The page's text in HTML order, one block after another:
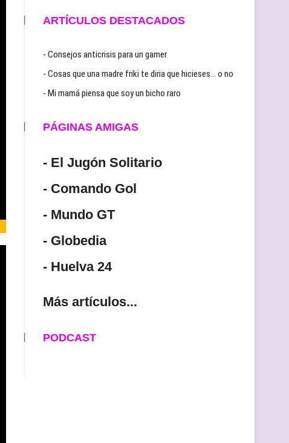
ARTÍCULOS DESTACADOS
- Consejos anticrisis para un gamer
- Cosas que una madre friki te diria que hicieses… o no
- Mi mamá piensa que soy un bicho raro
PÁGINAS AMIGAS
- El Jugón Solitario
- Comando Gol
- Mundo GT
- Globedia
- Huelva 24
Más artículos...
PODCAST